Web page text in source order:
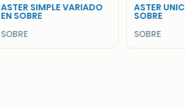
ASTER UNICUM MIX EN
SOBRE
SOBRE
VARIADA EN
SOBRE